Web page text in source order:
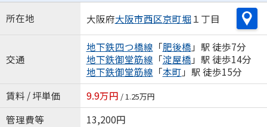
所在地 大阪府大阪市西区京町堀１丁目
交通
地下鉄四つ橋線 「肥後橋 」駅 徒歩7分
地下鉄御堂筋線 「淀屋橋 」駅 徒歩14分
地下鉄御堂筋線 「本町 」駅 徒歩15分
賃料 / 坪単価
9.9万円 / 1.25万円
管理費等
13,200円